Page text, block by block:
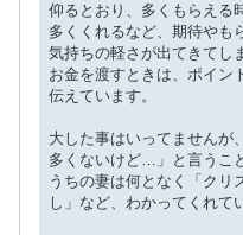
仰るとおり、多くもらえる
多くくれるなど、期待やも
気持ちの軽さが出てきてし
お金を渡すときは、ポイン
伝えています。
大した事はいってませんが
多くないけど…」と言うこ
うちの妻は何となく「クリ
し」など、わかってくれて